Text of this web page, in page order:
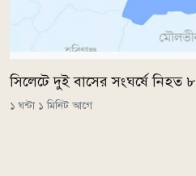
সিলেটে দুই বাসের সংঘর্ষে নিহত ৮
১ ঘন্টা ১ মিনিট আগে